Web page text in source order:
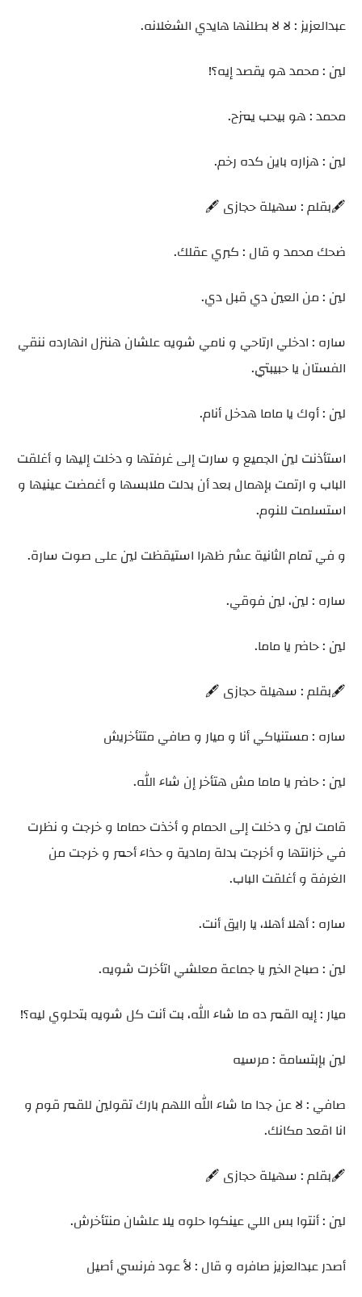
عبدالعزيز : لا لا بطلنها هايدي الشغلانه.
لين : محمد هو يقصد إيه؟!
محمد : هو بيحب يمزح.
لين : هزاره باين كده رخم.
🖋️بقلم : سهيلة حجازى 🖋️
ضحك محمد و قال : كبري عقلك.
لين : من العين دي قبل دي.
ساره : ادخلي ارتاحي و نامي شويه علشان هننزل انهارده ننقي
الفستان يا حبيبتي.
لين : أوك يا ماما هدخل أنام.
استأذنت لين الجميع و سارت إلى غرفتها و دخلت إليها و أغلقت
الباب و ارتمت بإهمال بعد أن بدلت ملابسها و أغمضت عينيها و
استسلمت للنوم.
و في تمام الثانية عشر ظهرا استيقظت لين على صوت سارة.
ساره : لين، لين فوقي.
لين : حاضر يا ماما.
🖋️بقلم : سهيلة حجازى 🖋️
ساره : مستنياكي أنا و ميار و صافي متتأخريش
لين : حاضر يا ماما مش هتأخر إن شاء الله.
قامت لين و دخلت إلى الحمام و أخذت حماما و خرجت و نظرت
في خزانتها و أخرجت بدلة رمادية و حذاء أحمر و خرجت من
الغرفة و أغلقت الباب.
ساره : أهلا أهلا، يا رايق أنت.
لين : صباح الخير يا جماعة معلشي اتأخرت شويه.
ميار : إيه القمر ده ما شاء الله، بت أنت كل شويه بتحلوي ليه؟!
لين بإبتسامة : مرسيه
صافي : لا عن جدا ما شاء الله اللهم بارك تقولين للقمر قوم و
انا اقعد مكانك.
🖋️بقلم : سهيلة حجازى 🖋️
لين : أنتوا بس اللي عينكوا حلوه يلا علشان منتأخرش.
أصدر عبدالعزيز صافره و قال : لأ عود فرنسي أصيل